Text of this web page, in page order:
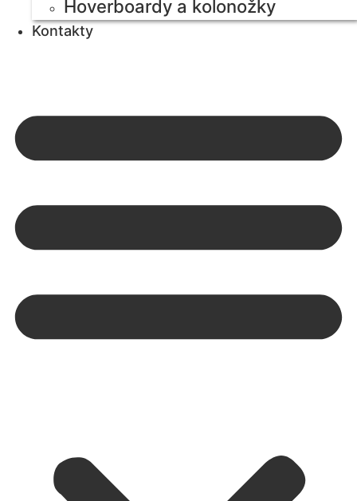
Hoverboardy a kolonožky
Kontakty